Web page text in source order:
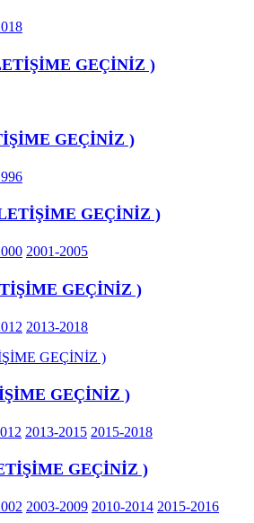
GEÇİNİZ )
GEÇİNİZ )
GEÇİNİZ )
2001-2005
GEÇİNİZ )
2013-2018
GEÇİNİZ )
GEÇİNİZ )
2013-2015 2015-2018
GEÇİNİZ )
2003-2009 2010-2014 2015-2016